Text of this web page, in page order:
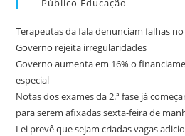
Público Educação
Terapeutas da fala denunciam falhas
Governo rejeita irregularidades
Governo aumenta em 16% o
especial
Notas dos exames da 2.ª fase já
para serem afixadas sexta-feira de
Lei prevê que sejam criadas vagas